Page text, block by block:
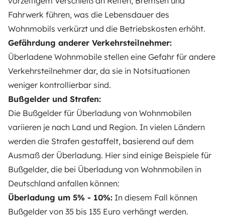
Fahrwerk führen, was die Lebensdauer des
Wohnmobils verkürzt und die Betriebskosten erhöht.
Gefährdung anderer Verkehrsteilnehmer:
Überladene Wohnmobile stellen eine Gefahr für andere
Verkehrsteilnehmer dar, da sie in Notsituationen
weniger kontrollierbar sind.
Bußgelder und Strafen:
Die Bußgelder für Überladung von Wohnmobilen
variieren je nach Land und Region. In vielen Ländern
werden die Strafen gestaffelt, basierend auf dem
Ausmaß der Überladung. Hier sind einige Beispiele für
Bußgelder, die bei Überladung von Wohnmobilen in
Deutschland anfallen können:
Überladung um 5% - 10%: In diesem Fall können
Bußgelder von 35 bis 135 Euro verhängt werden.